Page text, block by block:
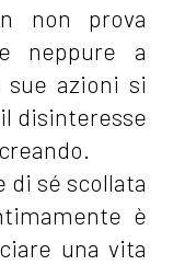
non prova
neppure a
sue azioni si
disinteresse
di sé scollata
è
una vita